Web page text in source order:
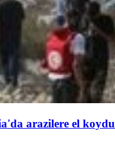
arazilere el koydu